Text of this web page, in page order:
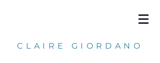
CLAIRE GIORDANO